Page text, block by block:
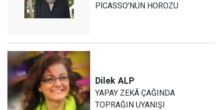
PİCASSO’NUN HOROZU
Dilek ALP
YAPAY ZEKÂ ÇAĞINDA
TOPRAĞIN UYANIŞI